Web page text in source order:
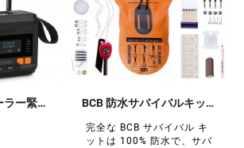
USBダイナモソーラー緊急ラジオ BCB 防水サバイバルキット
完全な BCB サバイバル キ
ットは 100% 防水で、サバ